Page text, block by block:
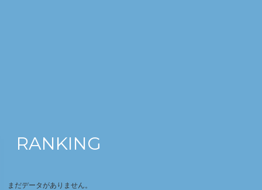
RANKING
まだデータがありません。